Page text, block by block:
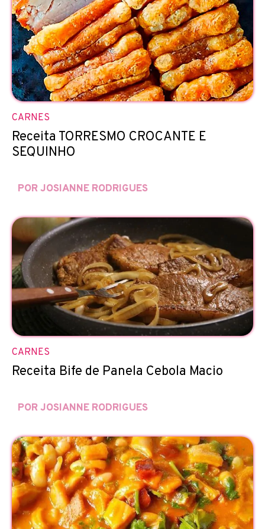
CARNES
Receita TORRESMO CROCANTE E
SEQUINHO
POR JOSIANNE RODRIGUES
CARNES
Receita Bife de Panela Cebola Macio
POR JOSIANNE RODRIGUES